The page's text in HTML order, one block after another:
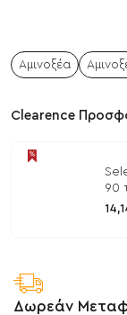
Αμινοξέα
Clearence
90
/
Δωρεάν